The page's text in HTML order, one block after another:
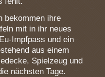
bekommen ihre
mit in ihr neues
Impfpass und ein
aus einem
Spielzeug und
nächsten Tage.